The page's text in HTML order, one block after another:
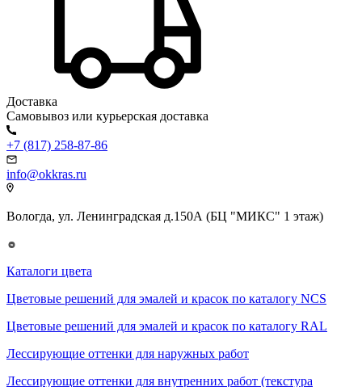
Доставка
Самовывоз или курьерская доставка
+7 (817) 258-87-86
info@okkras.ru
Вологда, ул. Ленинградская д.150А (БЦ "МИКС" 1 этаж)
Каталоги цвета
Цветовые решений для эмалей и красок по каталогу NCS
Цветовые решений для эмалей и красок по каталогу RAL
Лессирующие оттенки для наружных работ
Лессирующие оттенки для внутренних работ (текстура